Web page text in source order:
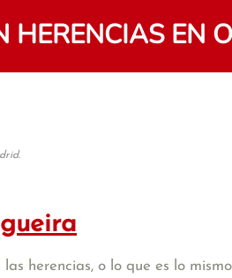
HERENCIAS EN
herencias, o lo que es lo